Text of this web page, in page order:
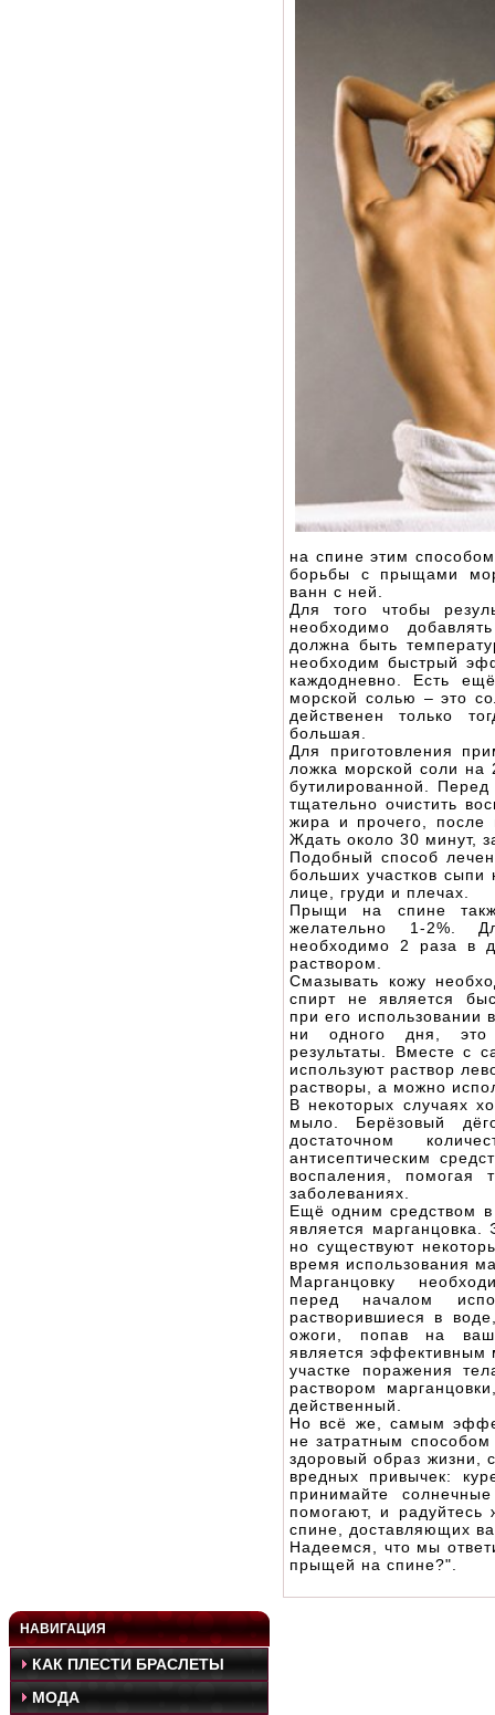
на спине этим
борьбы с прыщами
ванн с ней.
Для того чтобы
необходимо
должна быть
необходим быстрый
каждодневно. Есть
морской солью – это
действенен только
большая.
Для приготовления
ложка морской соли на
бутилированной.
тщательно очистить
жира и прочего, после
Ждать около 30 минут,
Подобный способ
больших участков
лице, груди и плечах.
Прыщи на спине
желательно 1-2%.
необходимо 2 раза в
раствором.
Смазывать кожу
спирт не является
при его использовании
ни одного дня, это
результаты. Вместе с
используют раствор
растворы, а можно
В некоторых случаях
мыло. Берёзовый
достаточном
антисептическим
воспаления,
заболеваниях.
Ещё одним средством
является марганцовка.
но существуют
время использования
Марганцовку
перед началом
растворившиеся в
ожоги, попав на
является
участке поражения
раствором
действенный.
Но всё же, самым
не затратным
здоровый образ жизни,
вредных привычек:
принимайте
помогают, и
спине, доставляющих
Надеемся, что мы
прыщей на спине?".
НАВИГАЦИЯ
КАК ПЛЕСТИ БРАСЛЕТЫ
МОДА